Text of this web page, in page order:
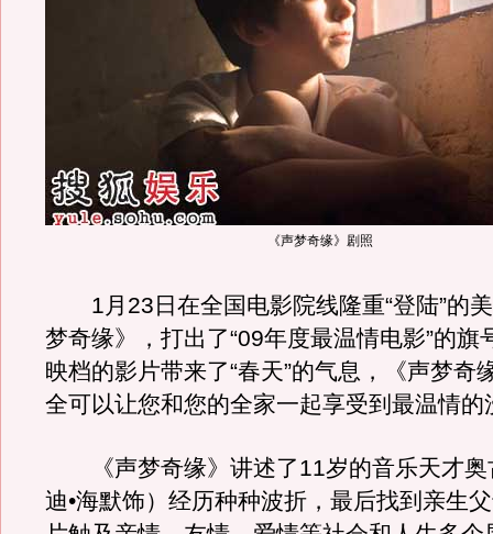
《声梦奇缘》剧照
1月23日在全国电影院线隆重“登陆”的
梦奇缘》，打出了“09年度最温情电影”的旗
映档的影片带来了“春天”的气息，《声梦奇
全可以让您和您的全家一起享受到最温情的
《声梦奇缘》讲述了11岁的音乐天才奥
迪•海默饰）经历种种波折，最后找到亲生